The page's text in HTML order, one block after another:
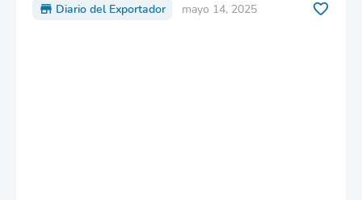
Diario del Exportador mayo 14, 2025